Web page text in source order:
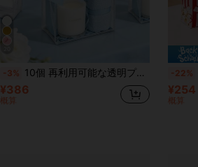
-3% 10個 再利用可能な透明プラスチックギフトバッグ ハンドル付き、PP素材 リボンデコレーション、結婚式、ブライダルシャワー、誕生日会、ベビーシャワー、ジェンダーリベール、小規模ビジネスに適しています (パープル)
¥386
概算
-22%
¥254
概算